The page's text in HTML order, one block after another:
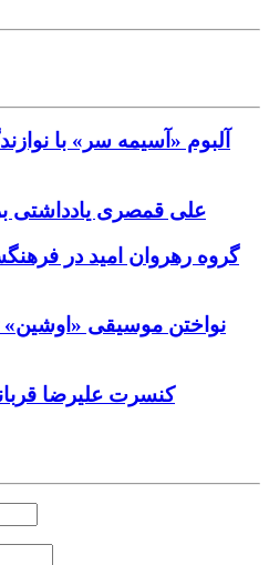
آلبوم «آسیمه سر» با
علی قمصری یادداشتی
گروه رهروان امید در
نواختن موسیقی
کنسرت علیرضا